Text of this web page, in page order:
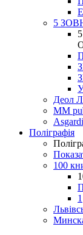
5
Деол
MM
Поліграфія
100
1